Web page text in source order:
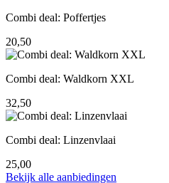
69,95.60,00.
Combi deal: Poffertjes
20,50
Combi deal: Waldkorn XXL
32,50
Combi deal: Linzenvlaai
25,00
Bekijk alle aanbiedingen